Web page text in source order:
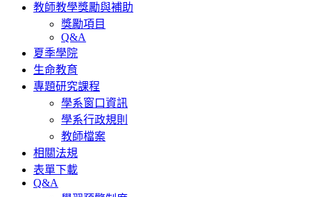
教師教學獎勵與補助
獎勵項目
Q&A
夏季學院
生命教育
專題研究課程
學系窗口資訊
學系行政規則
教師檔案
相關法規
表單下載
Q&A